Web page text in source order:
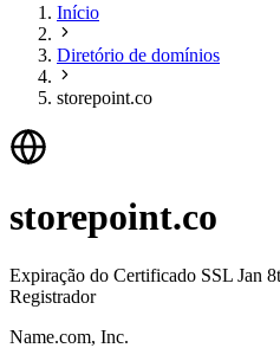
Início
Diretório de domínios
storepoint.co
storepoint.co
Expiração do Certificado SSL Jan
Registrador
Name.com, Inc.